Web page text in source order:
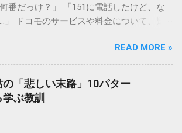
を持っているため、下水処理や配管維持
題が発生します。 1. 環境への深刻な負荷
れらの微粒子を完全に分解・除去するこ
せん。大量に流し続けると河川や海まで
や生態系へ悪影響を及ぼすリスクがあり
まりと劣化 墨汁の粘度を保っている「膠
番だっけ？」 「151に電話したけど、な
ドコモのサービスや料金について、疑
ンター」の専用電話番号「151」ですよ
モ151は何時まで 営業しているの？」「
可能なの？」と営業時間がわからず、な
い方もいるかもしれません。 この記事で
業時間や、電話が繋がりやすい時間帯、さ
らない時の対処法をわかりやすく解説し
READ MORE »
「悲しい末路」10パター
ぶ教訓